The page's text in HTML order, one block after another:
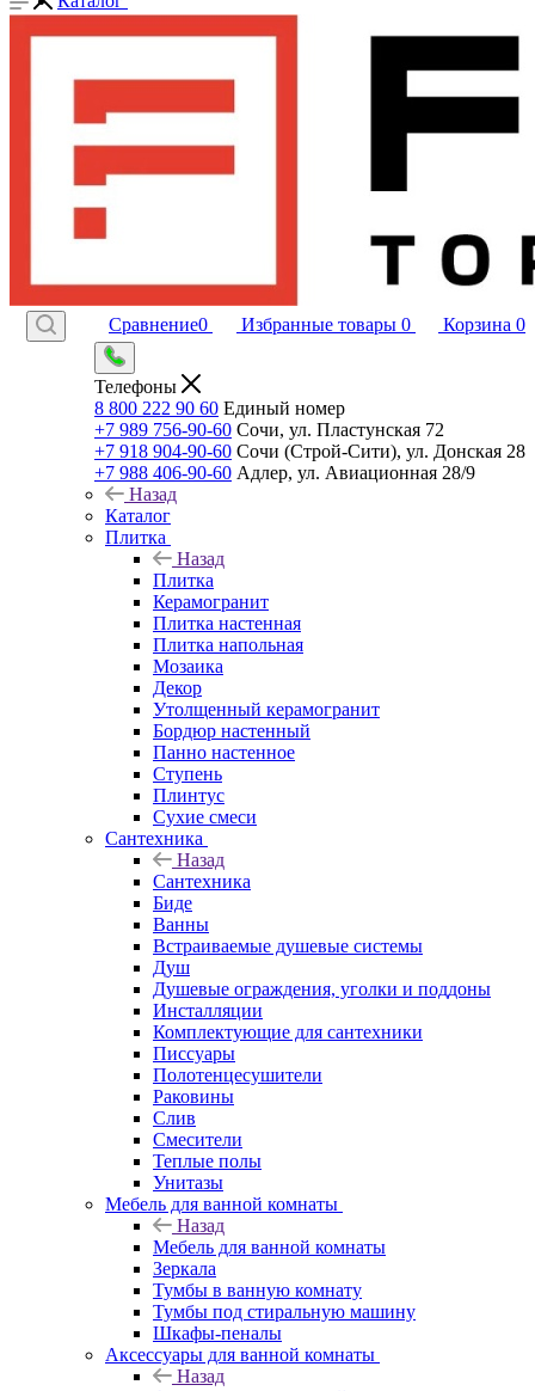
Сравнение0 Избранные товары 0 Корзина 0
Телефоны
8 800 222 90 60 Единый номер
+7 989 756-90-60 Сочи, ул. Пластунская 72
+7 918 904-90-60 Сочи (Строй-Сити), ул. Донская 28
+7 988 406-90-60 Адлер, ул. Авиационная 28/9
Назад
Каталог
Плитка
Назад
Плитка
Керамогранит
Плитка настенная
Плитка напольная
Мозаика
Декор
Утолщенный керамогранит
Бордюр настенный
Панно настенное
Ступень
Плинтус
Сухие смеси
Сантехника
Назад
Сантехника
Биде
Ванны
Встраиваемые душевые системы
Душ
Душевые ограждения, уголки и поддоны
Инсталляции
Комплектующие для сантехники
Писсуары
Полотенцесушители
Раковины
Слив
Смесители
Теплые полы
Унитазы
Мебель для ванной комнаты
Назад
Мебель для ванной комнаты
Зеркала
Тумбы в ванную комнату
Тумбы под стиральную машину
Шкафы-пеналы
Аксессуары для ванной комнаты
Назад